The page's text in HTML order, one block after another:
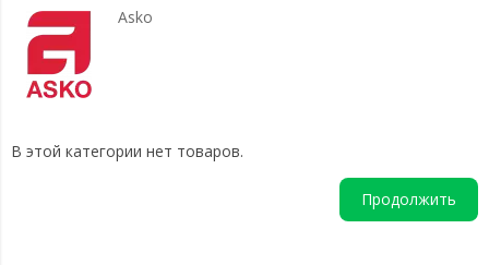
Asko
В этой категории нет товаров.
Продолжить